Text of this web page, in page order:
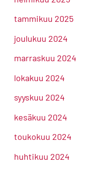
tammikuu 2025
joulukuu 2024
marraskuu 2024
lokakuu 2024
syyskuu 2024
kesäkuu 2024
toukokuu 2024
huhtikuu 2024